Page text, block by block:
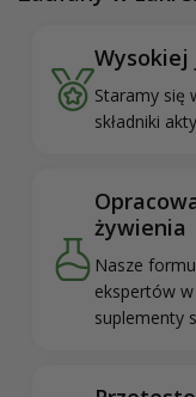
Wysokiej
Staramy się
składniki
żywienia
Nasze
ekspertów
suplementy